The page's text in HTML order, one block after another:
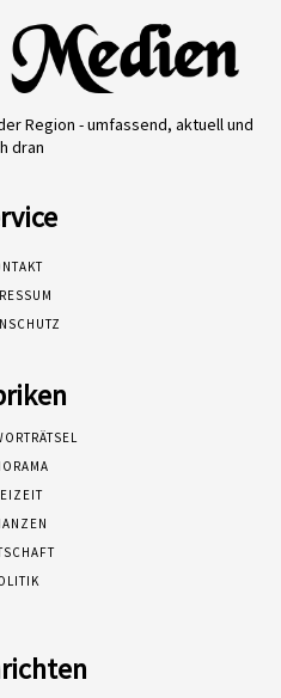
Region - umfassend, aktuell und
dran